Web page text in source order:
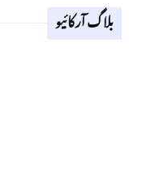
Apr 18, 2026
بلاگ آرکائیو